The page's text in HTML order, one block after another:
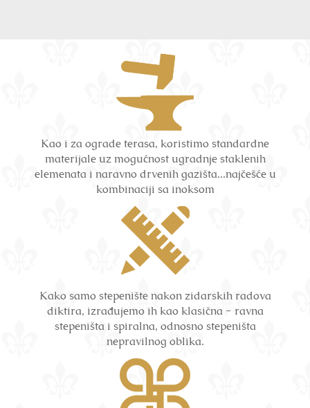
Kao i za ograde terasa, koristimo standardne
materijale uz mogućnost ugradnje staklenih
elemenata i naravno drvenih gazišta...najčešće u
kombinaciji sa inoksom
Kako samo stepenište nakon zidarskih radova
diktira, izrađujemo ih kao klasična - ravna
stepeništa i spiralna, odnosno stepeništa
nepravilnog oblika.